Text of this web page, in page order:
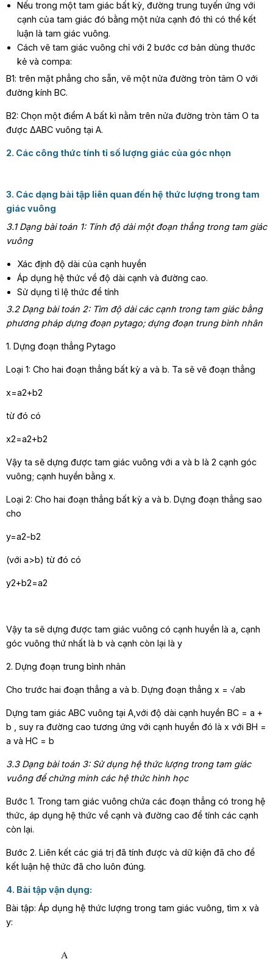
Nếu trong một tam giác bất kỳ, đường trung tuyến ứng với
cạnh của tam giác đó bằng một nửa cạnh đó thì có thể kết
luận là tam giác vuông.
Cách vẽ tam giác vuông chỉ với 2 bước cơ bản dùng thước
kẻ và compa:
B1: trên mặt phẳng cho sẵn, vẽ một nửa đường tròn tâm O với
đường kính BC.
B2: Chọn một điểm A bất kì nằm trên nửa đường tròn tâm O ta
được ΔABC vuông tại A.
2. Các công thức tính tỉ số lượng giác của góc nhọn
3. Các dạng bài tập liên quan đến hệ thức lượng trong tam
giác vuông
3.1 Dạng bài toán 1: Tính độ dài một đoạn thẳng trong tam giác
vuông
Xác định độ dài của cạnh huyền
Áp dụng hệ thức về độ dài cạnh và đường cao.
Sử dụng tỉ lệ thức để tính
3.2 Dạng bài toán 2: Tìm độ dài các cạnh trong tam giác bằng
phương pháp dựng đoạn pytago; dựng đoạn trung bình nhân
1. Dựng đoạn thẳng Pytago
Loại 1: Cho hai đoạn thẳng bất kỳ a và b. Ta sẽ vẽ đoạn thẳng
x=a2+b2
từ đó có
x2=a2+b2
Vậy ta sẽ dựng được tam giác vuông với a và b là 2 cạnh góc
vuông; cạnh huyền bằng x.
Loại 2: Cho hai đoạn thẳng bất kỳ a và b. Dựng đoạn thẳng sao
cho
y=a2-b2
(với a>b) từ đó có
y2+b2=a2
Vậy ta sẽ dựng được tam giác vuông có cạnh huyền là a, cạnh
góc vuông thứ nhất là b và cạnh còn lại là y
2. Dựng đoạn trung bình nhân
Cho trước hai đoạn thẳng a và b. Dựng đoạn thẳng x = √ab
Dựng tam giác ABC vuông tại A,với độ dài cạnh huyền BC = a +
b , suy ra đường cao tương ứng với cạnh huyền đó là x với BH =
a và HC = b
3.3 Dạng bài toán 3: Sử dụng hệ thức lượng trong tam giác
vuông để chứng minh các hệ thức hình học
Bước 1. Trong tam giác vuông chứa các đoạn thẳng có trong hệ
thức, áp dụng hệ thức về cạnh và đường cao để tính các cạnh
còn lại.
Bước 2. Liên kết các giá trị đã tính được và dữ kiện đã cho để
kết luận hệ thức đã cho luôn đúng.
4. Bài tập vận dụng:
Bài tập: Áp dụng hệ thức lượng trong tam giác vuông, tìm x và
y: